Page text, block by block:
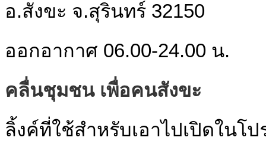
อ.สังขะ จ.สุรินทร์ 32150
ออกอากาศ 06.00-24.00 น.
คลื่นชุมชน เพื่อคนสังขะ
ลิ้งค์ที่ใช้สำหรับเอาไปเปิดใน